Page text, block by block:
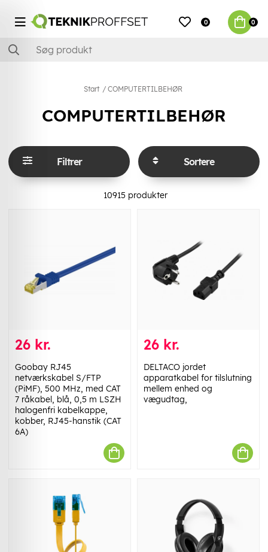
0 0
Start COMPUTERTILBEHØR
COMPUTERTILBEHØR
Filtrer Sortere
10915 produkter
26 kr.
Goobay RJ45
netværkskabel S/FTP
(PiMF), 500 MHz, med CAT
7 råkabel, blå, 0,5 m LSZH
halogenfri kabelkappe,
kobber, RJ45-hanstik (CAT
6A)
26 kr.
DELTACO jordet
apparatkabel for tilslutning
mellem enhed og
vægudtag,